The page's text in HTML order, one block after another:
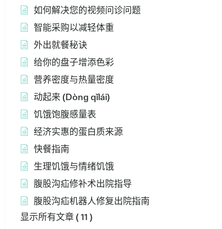
如何解决您的视频问诊问题
智能采购以减轻体重
外出就餐秘诀
给你的盘子增添色彩
营养密度与热量密度
动起来 (Dòng qǐlái)
饥饿饱腹感量表
经济实惠的蛋白质来源
快餐指南
生理饥饿与情绪饥饿
腹股沟疝修补术出院指导
腹股沟疝机器人修复出院指南
显示所有文章 ( 11 )